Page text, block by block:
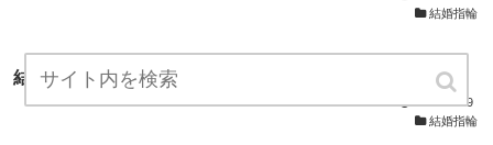
結婚指輪
結婚式で映えるマリッジリングの選び方
2021.06.29
結婚指輪